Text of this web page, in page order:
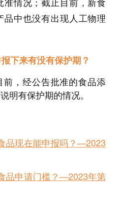
中也没有出现人工物理
下来有没有保护期？
前，经公告批准的食品添
明有保护期的情况。
品现在能申报吗？—2023
品申请门槛？—2023年第